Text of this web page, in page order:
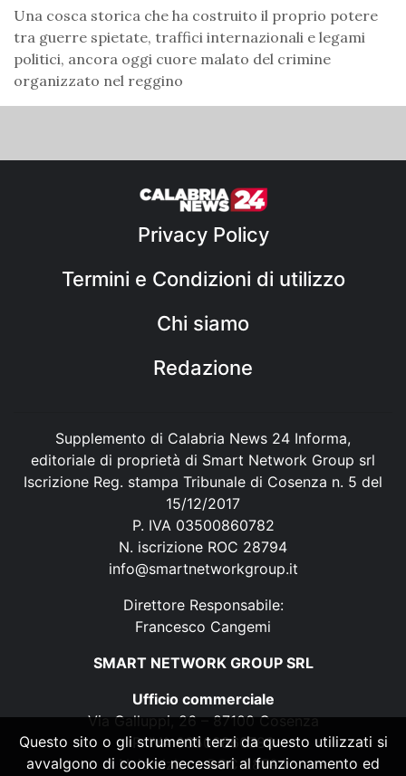
Una cosca storica che ha costruito il proprio potere
tra guerre spietate, traffici internazionali e legami
politici, ancora oggi cuore malato del crimine
organizzato nel reggino
Privacy Policy
Termini e Condizioni di utilizzo
Chi siamo
Redazione
Supplemento di Calabria News 24 Informa,
editoriale di proprietà di Smart Network Group srl
Iscrizione Reg. stampa Tribunale di Cosenza n. 5 del
15/12/2017
P. IVA 03500860782
N. iscrizione ROC 28794
info@smartnetworkgroup.it
Direttore Responsabile:
Francesco Cangemi
SMART NETWORK GROUP SRL
Ufficio commerciale
Via Galluppi, 26 – 87100 Cosenza
P. IVA 03500860782
N. iscrizione ROC 28794
Questo sito o gli strumenti terzi da questo utilizzati si
avvalgono di cookie necessari al funzionamento ed